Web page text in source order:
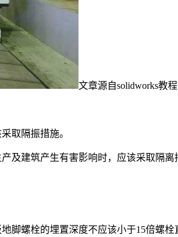
文章源自solidworks教程
取隔振措施。
及建筑产生有害影响时，应该采取隔离
脚螺栓的埋置深度不应该小于15倍螺栓